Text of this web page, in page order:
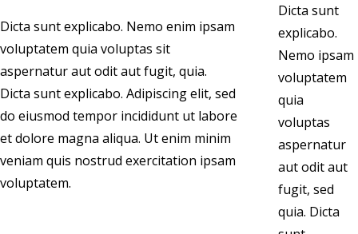
Dicta sunt explicabo. Nemo enim ipsam
voluptatem quia voluptas sit
aspernatur aut odit aut fugit, quia.
Dicta sunt explicabo. Adipiscing elit, sed
do eiusmod tempor incididunt ut labore
et dolore magna aliqua. Ut enim minim
veniam quis nostrud exercitation ipsam
voluptatem.
Dicta sunt
explicabo.
Nemo ipsam
voluptatem
quia
voluptas
aspernatur
aut odit aut
fugit, sed
quia. Dicta